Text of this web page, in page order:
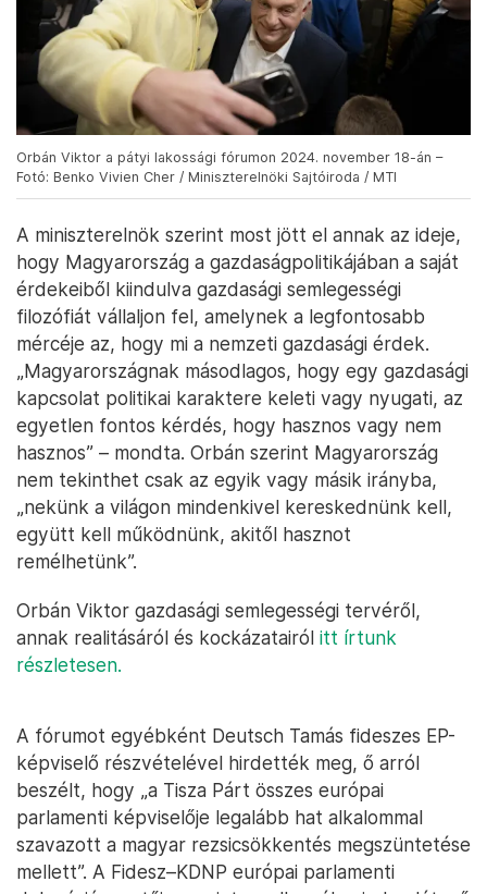
Orbán Viktor a pátyi lakossági fórumon 2024. november 18-án –
Fotó: Benko Vivien Cher / Miniszterelnöki Sajtóiroda / MTI
A miniszterelnök szerint most jött el annak az ideje,
hogy Magyarország a gazdaságpolitikájában a saját
érdekeiből kiindulva gazdasági semlegességi
filozófiát vállaljon fel, amelynek a legfontosabb
mércéje az, hogy mi a nemzeti gazdasági érdek.
„Magyarországnak másodlagos, hogy egy gazdasági
kapcsolat politikai karaktere keleti vagy nyugati, az
egyetlen fontos kérdés, hogy hasznos vagy nem
hasznos” – mondta. Orbán szerint Magyarország
nem tekinthet csak az egyik vagy másik irányba,
„nekünk a világon mindenkivel kereskednünk kell,
együtt kell működnünk, akitől hasznot
remélhetünk”.
Orbán Viktor gazdasági semlegességi tervéről,
annak realitásáról és kockázatairól itt írtunk
részletesen.
A fórumot egyébként Deutsch Tamás fideszes EP-
képviselő részvételével hirdették meg, ő arról
beszélt, hogy „a Tisza Párt összes európai
parlamenti képviselője legalább hat alkalommal
szavazott a magyar rezsicsökkentés megszüntetése
mellett”. A Fidesz–KDNP európai parlamenti